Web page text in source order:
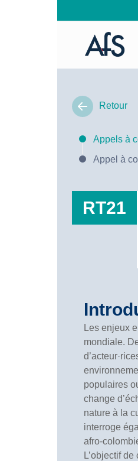
Retour
Appels à
Appel à
RT21
Les enjeux
mondiale.
populaires
change
nature à la
interroge
afro-
L’objectif